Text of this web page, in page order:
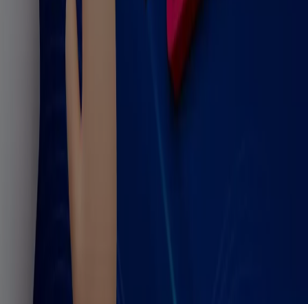
Tiendeo forma parte de Shopfully, la empresa
tecnológica que está reinventando las compras locales
en todo el mundo.
Soluciones para empresas
Noticias y prensa
Trabaja con nosotros
Contáctanos